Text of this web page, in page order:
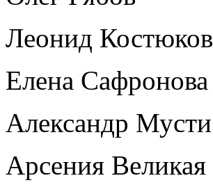
Леонид Костюков
Елена Сафронова
Александр Мусти
Арсения Великая